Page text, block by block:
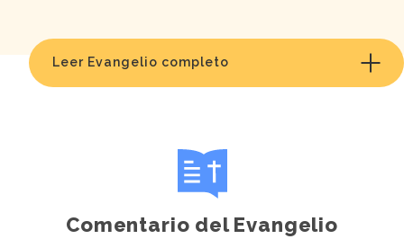
Leer Evangelio completo
Comentario del Evangelio